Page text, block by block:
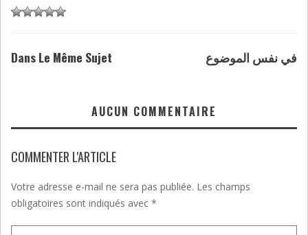
Dans Le Même Sujet في نفس الموضوع
AUCUN COMMENTAIRE
COMMENTER L'ARTICLE
Votre adresse e-mail ne sera pas publiée. Les champs
obligatoires sont indiqués avec *